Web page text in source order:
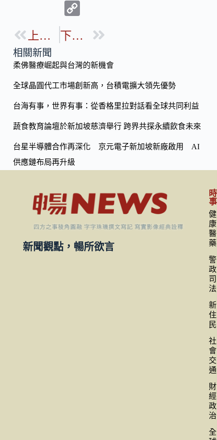
b
o
k
p
Li
n
k
上一篇 下一篇
相關新聞
柔佛醫療崛起與台灣的新機會
全球晶圓代工市場創新高，台積電擴大領先優勢
台海有事，世界有事：從香格里拉對話看全球共同利益
蔬食教育論壇於新加坡慈濟舉行 跨界共探永續飲食未來
台星半導體合作再深化 京元電子新加坡新廠啟用 AI
供應鏈布局再升級
新聞觀點，暢所欲言
時
事
健
康
醫
藥
警
政
司
法
新
住
民
社
會
交
通
財
經
政
治
全